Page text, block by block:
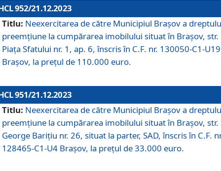
952/21.12.2023
Titlu: Neexercitarea de către Municipiul Brașov a
preemțiune la cumpărarea imobilului situat în Brașov, str.
Piața Sfatului nr. 1, ap. 6, înscris în C.F. nr. 130050-C1-U19
Brașov, la prețul de 110.000 euro.
951/21.12.2023
Titlu: Neexercitarea de către Municipiul Brașov a
preemțiune la cumpărarea imobilului situat în Brașov, str.
George Barițiu nr. 26, situat la parter, SAD, înscris în C.F.
128465-C1-U4 Brașov, la prețul de 33.000 euro.